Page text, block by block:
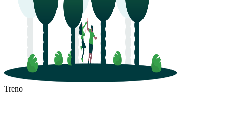
Treno